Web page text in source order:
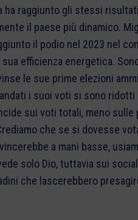
raggiunto gli stessi
il paese più dinamico.
il podio nel 2023 nel
efficienza energetica.
le sue prime elezioni
i suoi voti si sono ridotti
sui voti totali, meno sulle
che se si dovesse
a mani basse,
solo Dio, tuttavia sui
che lascerebbero